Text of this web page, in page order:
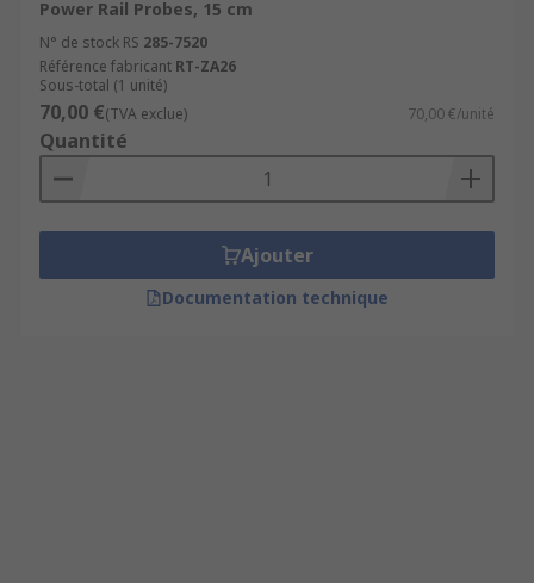
Power Rail Probes, 15 cm
N° de stock RS 285-7520
Référence fabricant RT-ZA26
Sous-total (1 unité)
70,00 €(TVA exclue) 70,00 €/unité
Quantité
Ajouter
Documentation technique